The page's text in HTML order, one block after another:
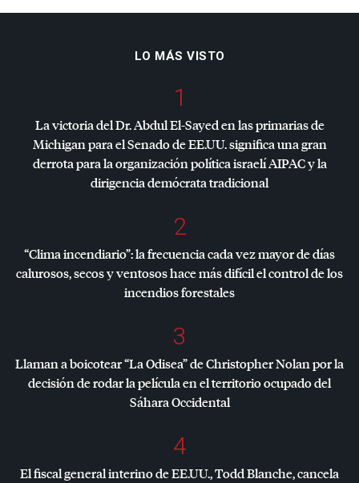
LO MÁS VISTO
1
La victoria del Dr. Abdul El-Sayed en las primarias de
Michigan para el Senado de EE.UU. significa una gran
derrota para la organización política israelíAIPACy la
dirigencia demócrata tradicional
2
“Clima incendiario”: la frecuencia cada vez mayor de días
calurosos, secos y ventosos hace más difícil el control de los
incendios forestales
3
Llaman a boicotear “La Odisea” de Christopher Nolan por la
decisión de rodar la película en el territorio ocupado del
Sáhara Occidental
4
El fiscal general interino de EE.UU., Todd Blanche, cancela